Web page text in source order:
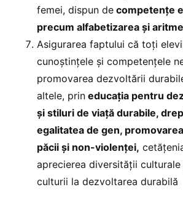
femei, dispun de competențe
precum alfabetizarea și
Asigurarea faptului că toți
cunoștințele și competențele
promovarea dezvoltării
altele, prin educația pentru
și stiluri de viață durabile,
egalitatea de gen,
păcii și non-violenței,
aprecierea diversității
culturii la dezvoltarea durabilă